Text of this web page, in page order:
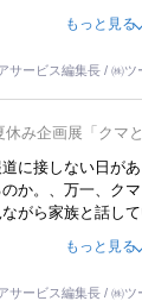
グレイハウンドバ
かせていました。
で京都に行った
ってしまいます。
もっと見る
サービス編集長 / ㈱ツ
み企画展「クマ
に接しない日が
か。、万一、ク
がら家族と話し
もいえません。そ
もっと見る
サービス編集長 / ㈱ツ